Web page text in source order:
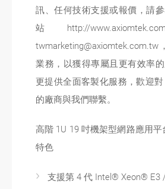
訊、任何技術支援或報價，請
站 http://
業務，以獲得專屬且更有效率
更提供全面客製化服務，歡迎
的廠商與我們聯繫。
高階 1U 19 吋機架型網路應用平
特色
支援第 4 代 Intel® Xeon® E3